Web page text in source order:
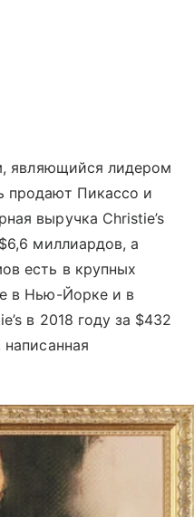
являющийся лидером
продают Пикассо и
выручка Christie’s
миллиардов, а
есть в крупных
в Нью-Йорке и в
в 2018 году за $432
написанная